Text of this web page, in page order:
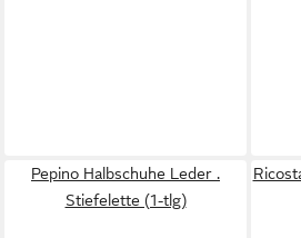
Pepino Halbschuhe Leder .
Stiefelette (1-tlg)